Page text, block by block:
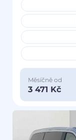
Měsíčně od
3 471 Kč